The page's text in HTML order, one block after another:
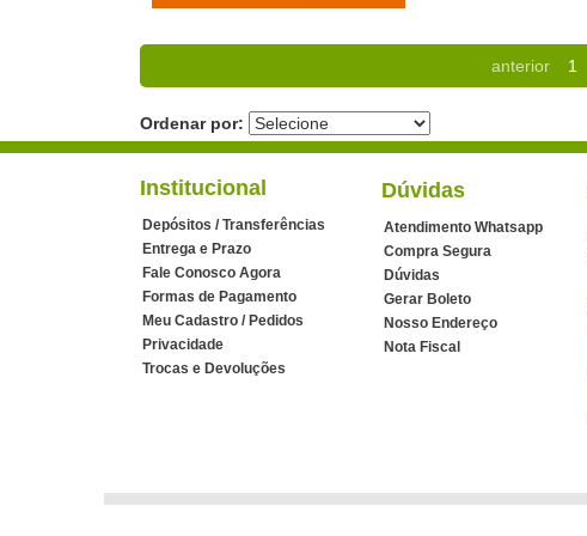
anterior 1
Ordenar por:
Institucional
Depósitos / Transferências
Entrega e Prazo
Fale Conosco Agora
Formas de Pagamento
Meu Cadastro / Pedidos
Privacidade
Trocas e Devoluções
Dúvidas
Atendimento Whatsapp
Compra Segura
Dúvidas
Gerar Boleto
Nosso Endereço
Nota Fiscal